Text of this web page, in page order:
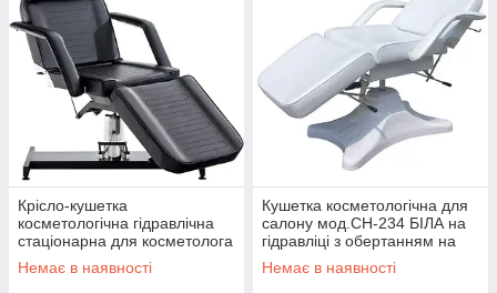
Крісло-кушетка
косметологічна гідравлічна
стаціонарна для косметолога
для татуажу DM-210А
Немає в наявності
Кушетка косметологічна для
салону мод.CH-234 БІЛА на
гідравліці з обертанням на
360 градусів
Немає в наявності